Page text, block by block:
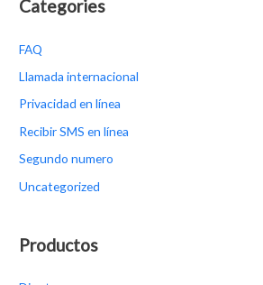
r
p
o
Categories
FAQ
Llamada internacional
Privacidad en línea
Recibir SMS en línea
Segundo numero
Uncategorized
Productos